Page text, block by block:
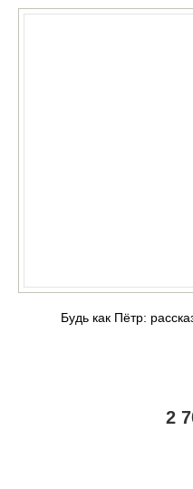
Будь как Пётр:
2